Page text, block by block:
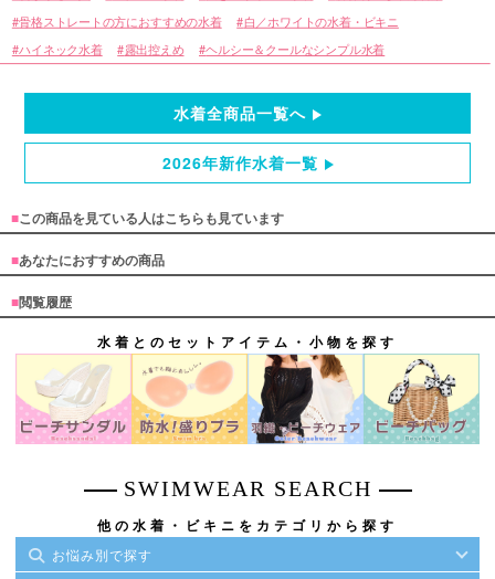
骨格ストレートの方におすすめの水着
白／ホワイトの水着・ビキニ
ハイネック水着
露出控えめ ヘルシー＆クールなシンプル水着
水着全商品一覧へ
2026年新作水着一覧
■この商品を見ている人はこちらも見ています
■あなたにおすすめの商品
■閲覧履歴
水着とのセットアイテム・小物を探す
SWIMWEAR SEARCH
他の水着・ビキニをカテゴリから探す
お悩み別で探す